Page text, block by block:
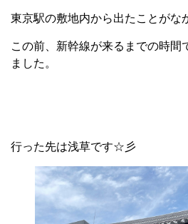
東京駅の敷地内から出たことがな
この前、新幹線が来るまでの時間
ました。
行った先は浅草です☆彡